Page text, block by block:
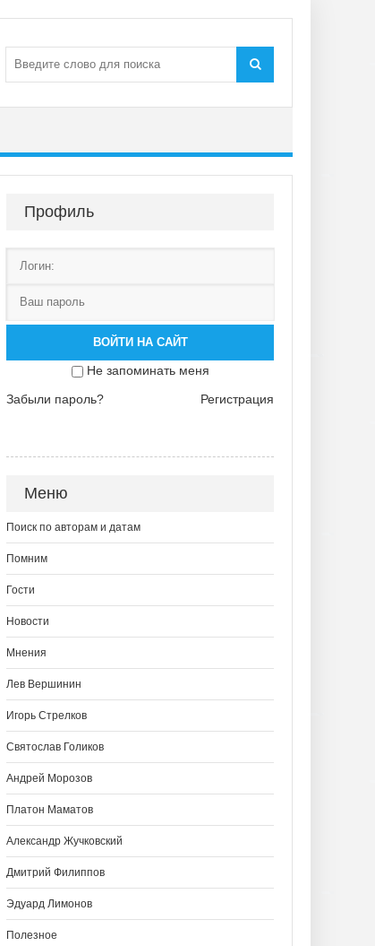
Профиль
ВОЙТИ НА САЙТ
Не запоминать меня
Забыли пароль?
Регистрация
Меню
Поиск по авторам и датам
Помним
Гости
Новости
Мнения
Лев Вершинин
Игорь Стрелков
Святослав Голиков
Андрей Морозов
Платон Маматов
Александр Жучковский
Дмитрий Филиппов
Эдуард Лимонов
Полезное